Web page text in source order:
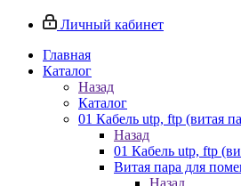
Личный кабинет
Главная
Каталог
Назад
Каталог
01 Кабель utp, ftp (витая
Назад
01 Кабель utp, ftp
Витая пара для
Назад